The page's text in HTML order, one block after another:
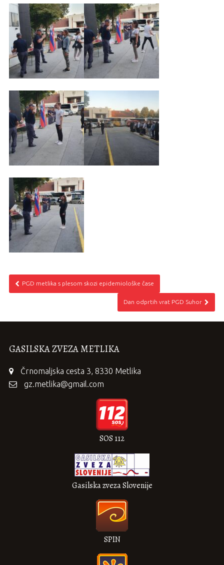
PGD metlika s plesom skozi epidemiološke čase
Dan odprtih vrat PGD Suhor
GASILSKA ZVEZA METLIKA
Črnomaljska cesta 3, 8330 Metlika
gz.metlika@gmail.com
SOS 112
Gasilska zveza Slovenije
SPIN